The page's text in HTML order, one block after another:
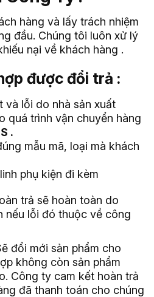
hàng và lấy trách nhiệm
đầu. Chúng tôi luôn xử lý
nại về khách hàng .
được đổi trả :
và lỗi do nhà sản xuất
quá trình vận chuyển hàng
.
mẫu mã, loại mà khách
phụ kiện đi kèm
trả sẽ hoàn toàn do
nếu lỗi đó thuộc về công
đổi mới sản phẩm cho
không còn sản phẩm
Công ty cam kết hoàn trả
đã thanh toán cho chúng